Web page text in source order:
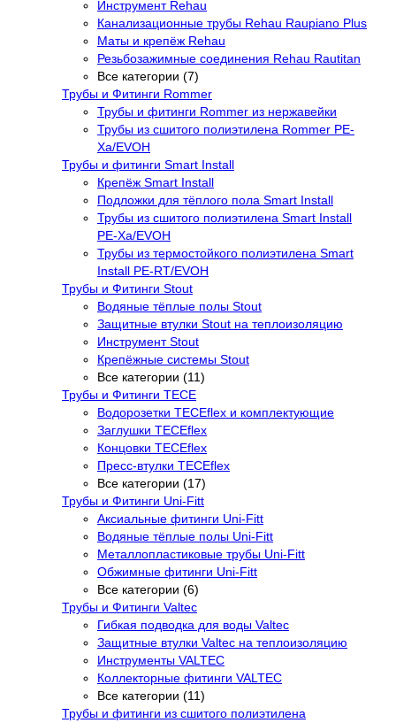
Инструмент Rehau
Канализационные трубы Rehau Raupiano Plus
Маты и крепёж Rehau
Резьбозажимные соединения Rehau Rautitan
Все категории (7)
Трубы и Фитинги Rommer
Трубы и фитинги Rommer из нержавейки
Трубы из сшитого полиэтилена Rommer PE-
Xa/EVOH
Трубы и фитинги Smart Install
Крепёж Smart Install
Подложки для тёплого пола Smart Install
Трубы из сшитого полиэтилена Smart Install
PE-Xa/EVOH
Трубы из термостойкого полиэтилена Smart
Install PE-RT/EVOH
Трубы и Фитинги Stout
Водяные тёплые полы Stout
Защитные втулки Stout на теплоизоляцию
Инструмент Stout
Крепёжные системы Stout
Все категории (11)
Трубы и Фитинги TECE
Водорозетки TECEflex и комплектующие
Заглушки TECEflex
Концовки TECEflex
Пресс-втулки TECEflex
Все категории (17)
Трубы и Фитинги Uni-Fitt
Аксиальные фитинги Uni-Fitt
Водяные тёплые полы Uni-Fitt
Металлопластиковые трубы Uni-Fitt
Обжимные фитинги Uni-Fitt
Все категории (6)
Трубы и Фитинги Valtec
Гибкая подводка для воды Valtec
Защитные втулки Valtec на теплоизоляцию
Инструменты VALTEC
Коллекторные фитинги VALTEC
Все категории (11)
Трубы и фитинги из сшитого полиэтилена